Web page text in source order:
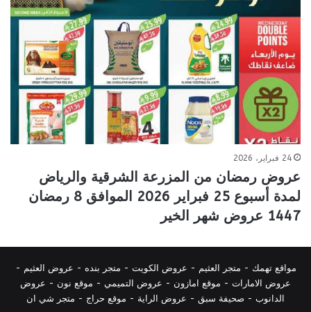
24 فبراير، 2026
عروض رمضان من المزرعة الشرقية والرياض
لمدة أسبوع 25 فبراير 2026 الموافق 8 رمضان
1447 عروض شهر الخير
مواقع تهمك - متجر العثيم - عروض الكويت - متجر بنده - عروض العثيم -
عروض الامارات - موقع امازون - عروض التميمي - موقع نون - عروض
الدانوب - صحيفة سبق - عروض الراية - موقع حراج - متجر شي ان